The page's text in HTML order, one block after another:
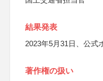
結果発表
2023年5月31日、公式
著作権の扱い